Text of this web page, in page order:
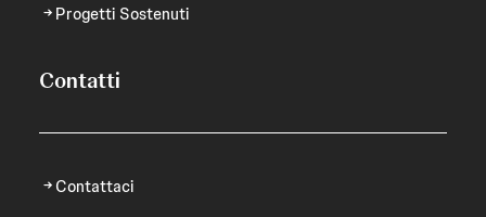
Progetti Sostenuti
Contatti
Contattaci